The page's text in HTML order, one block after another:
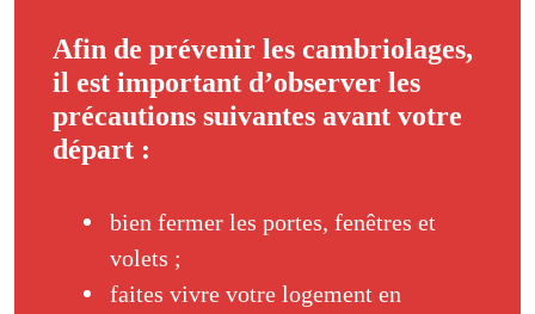
Afin de prévenir les cambriolages,
il est important d’observer les
précautions suivantes avant votre
départ :
bien fermer les portes, fenêtres et
volets ;
faites vivre votre logement en